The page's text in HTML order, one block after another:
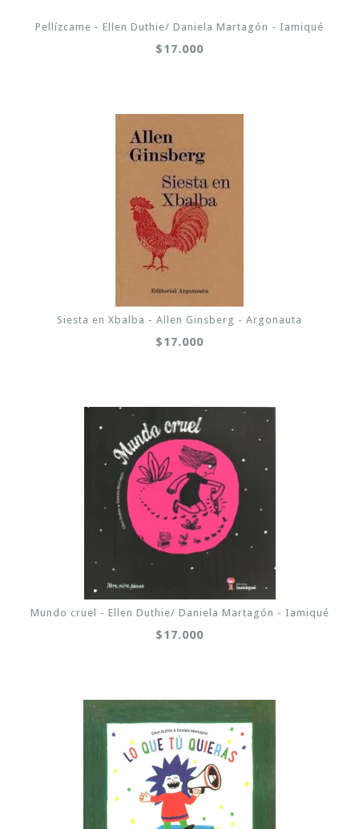
Pellízcame - Ellen Duthie/ Daniela Martagón - Iamiqué
$17.000
Siesta en Xbalba - Allen Ginsberg - Argonauta
$17.000
Mundo cruel - Ellen Duthie/ Daniela Martagón - Iamiqué
$17.000